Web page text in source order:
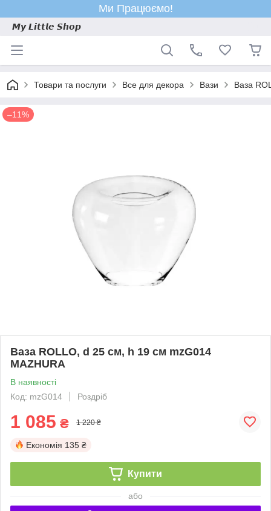
Ми Працюємо!
𝙈𝙮 𝙇𝙞𝙩𝙩𝙡𝙚 𝙎𝙝𝙤𝙥
Товари та послуги Все для декора Вази Ваза
–11%
Ваза ROLLO, d 25 см, h 19 см mzG014
MAZHURA
В наявності
Код: mzG014
Роздріб
1 085 ₴ 1 220 ₴
Економія 135 ₴
Купити
або